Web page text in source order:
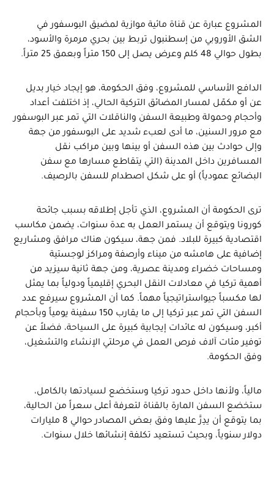
المشروع عبارة عن قناة مائية موازية لمضيق البوسفور في
الشق الأوروبي من إسطنبول تربط بين بحري مرمرة والأسود،
بطول حوالي 48 كلم وعرض يصل إلى 150 متراً وبعمق 25 متراً.
الدافع الأساسي للمشروع، وفق الحكومة، هو إيجاد خيار بديل
عن أو مكمّل لمسار المضائق التركية الحالي، إذ اختلفت أعداد
وأحجام وحمولة وطبيعة السفن والناقلات التي تمر عبر البوسفور
مع مرور السنين، ما أدى لعبء شديد على البوسفور من جهة
وإلى حوادث بين هذه السفن أو بينها وبين مراكب نقل
المسافرين داخل المدينة (التي يتقاطع مسارها مع سفن
البضائع عمودياً) أو على شكل اصطدام للسفن بالرصيف.
ترى الحكومة أن المشروع، الذي تأجل إطلاقه بسبب جائحة
كورونا ويتوقع أن يستمر العمل به عدة سنوات، يضمن مكاسب
اقتصادية كبيرة للبلاد. فمن جهة، سيكون هناك مرافق ومشاريع
إضافية على هامشه من ميناء وأرصفة ومراكز لوجستية
ومساحات خضراء ومدينة عصرية، ومن جهة ثانية سيزيد من
أهمية تركيا في معادلات النقل البحري إقليمياً ودولياً بما يمثل
لها مكسباً جيواستراتيجياً مهماً. كما أن المشروع سيرفع عدد
السفن التي تمر عبر تركيا إلى ما يقارب 150 سفينة يومياً وبأحجام
أكبر، وسيكون له عائدات إيجابية كبيرة على السياحة، فضلاً عن
توفير مئات آلاف فرص العمل في مرحلتي الإنشاء والتشغيل،
وفق الحكومة.
مالياً، ولأنها داخل حدود تركيا وستخضع لسيادتها بالكامل،
ستخضع السفن المارة بالقناة لتعرفة أعلى سعراً من الحالية،
بما يتوقع أن يدِرَّ عليها وفق بعض المصادر حوالي 8 مليارات
دولار سنوياً، وبحيث تستعيد تكلفة إنشائها خلال سنوات.